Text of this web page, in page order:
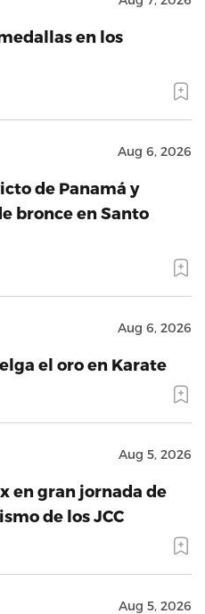
en los
Aug 6, 2026
de Panamá y
bronce en Santo
Aug 6, 2026
el oro en Karate
Aug 5, 2026
en gran jornada de
de los JCC
Aug 5, 2026